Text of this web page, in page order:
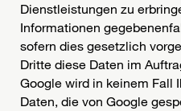
Dienstleistungen zu
Informationen
sofern dies gesetzlich
Dritte diese Daten im
Google wird in keinem Fall
Daten, die von Google